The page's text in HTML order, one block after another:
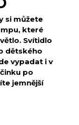
si můžete
které
Svítidlo
dětského
vypadat i v
po
jemnější